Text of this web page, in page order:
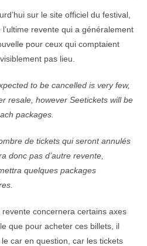
sur le site officiel du festival,
revente qui a généralement
pour ceux qui comptaient
pas lieu.
to be cancelled is very few,
resale, however Seetickets will be
packages.
de tickets qui seront annulés
donc pas d’autre revente,
quelques packages
concernera certains axes
que pour acheter ces billets, il
car en question, car les tickets